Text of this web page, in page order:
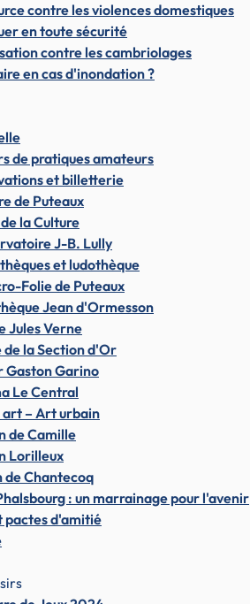
contre les violences domestiques
en toute sécurité
contre les cambriolages
en cas d'inondation ?
de pratiques amateurs
et billetterie
de Puteaux
la Culture
J-B. Lully
et ludothèque
Folie de Puteaux
Jean d'Ormesson
Jules Verne
de la Section d'Or
Gaston Garino
Le Central
– Art urbain
de Camille
Lorilleux
de Chantecoq
: un marrainage pour l'avenir
pactes d'amitié